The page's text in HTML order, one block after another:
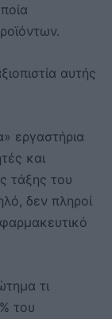
αυτής
εργαστήρια
και
τάξης του
δεν πληροί
τι
του